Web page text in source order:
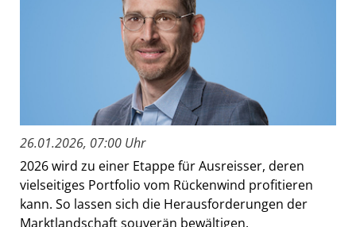
26.01.2026, 07:00 Uhr
2026 wird zu einer Etappe für Ausreisser, deren
vielseitiges Portfolio vom Rückenwind profitieren
kann. So lassen sich die Herausforderungen der
Marktlandschaft souverän bewältigen.